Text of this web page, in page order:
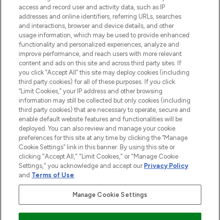
55€ d'achat.
Consentement aux cookies
Do Not Sell or Share My Personal
Information
AIDE ET INFORMATIONS
INFORMATIONS GÉNÉRALES
À PROPOS DE LOOKFANTASTIC
Payer en toute sécurité avec
access and record user and activity data, such as IP
addresses and online identifiers, referring URLs, searches
and interactions, browser and device details, and other
usage information, which may be used to provide enhanced
functionality and personalized experiences, analyze and
improve performance, and reach users with more relevant
content and ads on this site and across third party sites. If
you click “Accept All” this site may deploy cookies (including
third party cookies) for all of these purposes. If you click
“Limit Cookies,” your IP address and other browsing
information may still be collected but only cookies (including
third party cookies) that are necessary to operate, secure and
enable default website features and functionalities will be
deployed. You can also review and manage your cookie
preferences for this site at any time by clicking the “Manage
Cookie Settings” link in this banner. By using this site or
clicking "Accept All," "Limit Cookies," or "Manage Cookie
Settings," you acknowledge and accept our Privacy Policy
and Terms of Use.
Manage Cookie Settings